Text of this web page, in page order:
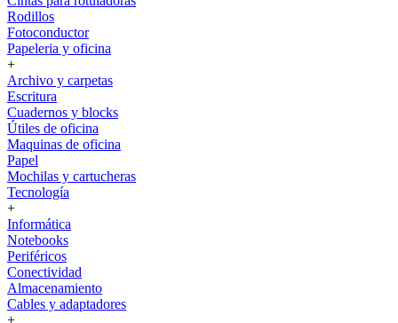
Rodillos
Fotoconductor
Papeleria y oficina
+
Archivo y carpetas
Escritura
Cuadernos y blocks
Útiles de oficina
Maquinas de oficina
Papel
Mochilas y cartucheras
Tecnología
+
Informática
Notebooks
Periféricos
Conectividad
Almacenamiento
Cables y adaptadores
+